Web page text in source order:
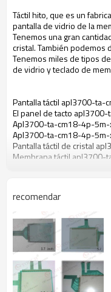
Táctil hito, que es un
pantalla de vidrio de la
Tenemos una gran
cristal. También podemos
Tenemos miles de tipos
de vidrio y teclado de
Pantalla táctil apl3700-
El panel de tacto
Apl3700-ta-cm18-4p-5m-
Apl3700-ta-cm18-4p-5m-
Pantalla táctil de cristal
Membrana táctil
Pantalla táctil para
Pantalla táctil de cristal
Táctil de membrana para
Apl3700-ta-cm18-4p-5m-
recomendar